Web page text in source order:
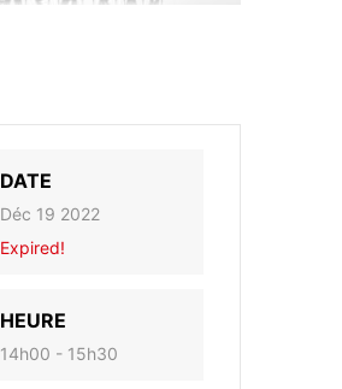
DATE
Déc 19 2022
Expired!
HEURE
14h00 - 15h30